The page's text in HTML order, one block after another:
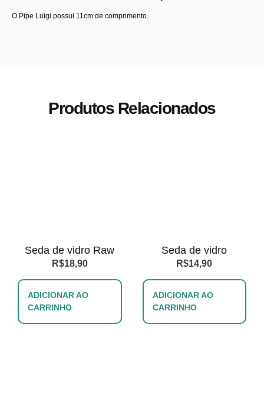
O Pipe Luigi possui 11cm de comprimento.
Produtos Relacionados
Seda de vidro Raw
R$18,90
ADICIONAR AO
CARRINHO
Seda de vidro
R$14,90
ADICIONAR AO
CARRINHO